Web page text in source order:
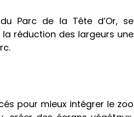
Parc de la Tête d’Or, se
réduction des largeurs une
pour mieux intégrer le zoo